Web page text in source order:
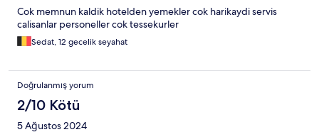
Cok memnun kaldik hotelden yemekler cok harikaydi servis
calisanlar personeller cok tessekurler
Sedat, 12 gecelik seyahat
Doğrulanmış yorum
2/10 Kötü
5 Ağustos 2024